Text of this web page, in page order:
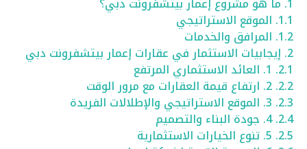
1.1. الموقع الاستراتيجي
1.2. المرافق والخدمات
2. إيجابيات الاستثمار في عقارات إعمار بيتشفرونت دبي
2.1. 1. العائد الاستثماري المرتفع
2.2. 2. ارتفاع قيمة العقارات مع مرور الوقت
2.3. 3. الموقع الاستراتيجي والإطلالات الفريدة
2.4. 4. جودة البناء والتصميم
2.5. 5. تنوع الخيارات الاستثمارية